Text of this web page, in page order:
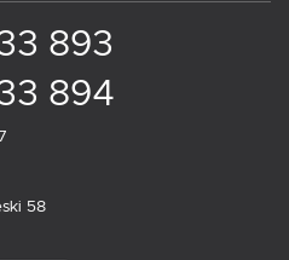
893
894
58